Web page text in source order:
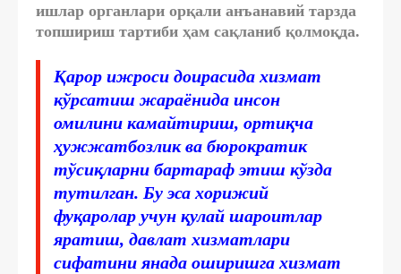
ишлар органлари орқали анъанавий тарзда
топшириш тартиби ҳам сақланиб қолмоқда.
Қарор ижроси доирасида хизмат
кўрсатиш жараёнида инсон
омилини камайтириш, ортиқча
ҳужжатбозлик ва бюрократик
тўсиқларни бартараф этиш кўзда
тутилган. Бу эса хорижий
фуқаролар учун қулай шароитлар
яратиш, давлат хизматлари
сифатини янада оширишга хизмат